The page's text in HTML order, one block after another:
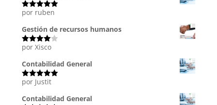
Valorado
por ruben
Gestión de recursos humanos
Valorado
5
por Xisco
Contabilidad General
Valorado
por Justit
Contabilidad General